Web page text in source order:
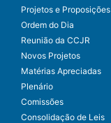
Projetos e Proposições
Ordem do Dia
Reunião da CCJR
Novos Projetos
Matérias Apreciadas
Plenário
Comissões
Consolidação de Leis